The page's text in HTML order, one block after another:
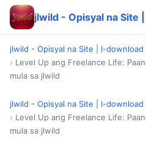
jlwild - Opisyal na Site | I-download
› Level Up ang Freelance Life:
mula sa jlwild
jlwild - Opisyal na Site | I-download
› Level Up ang Freelance Life:
mula sa jlwild